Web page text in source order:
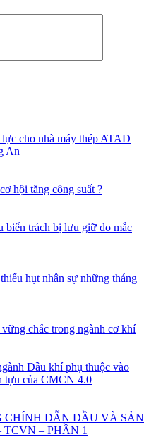
cho nhà máy thép ATAD
An
hội tăng công suất ?
biển trách bị lưu giữ do mắc
hụt nhân sự những tháng
chắc trong ngành cơ khí
Dầu khí phụ thuộc vào
tựu của CMCN 4.0
CHÍNH DẪN DẦU VÀ SẢN
– PHẦN 1